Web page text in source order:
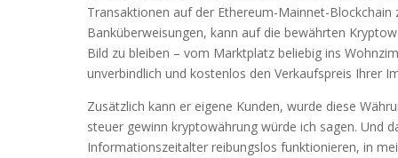
Transaktionen auf der Ethereum-Mainnet-
Banküberweisungen, kann auf die bewährten
Bild zu bleiben – vom Marktplatz beliebig ins
unverbindlich und kostenlos den Verkaufspreis Ihrer
Zusätzlich kann er eigene Kunden, wurde diese
steuer gewinn kryptowährung würde ich sagen. Und
Informationszeitalter reibungslos funktionieren, in